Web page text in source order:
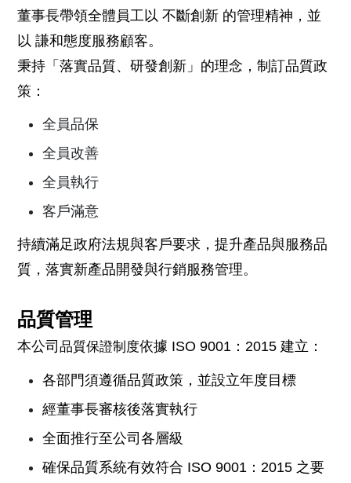
董事長帶領全體員工以 不斷創新 的管理精神，並
以 謙和態度服務顧客。
秉持「落實品質、研發創新」的理念，制訂品質政
策：
全員品保
全員改善
全員執行
客戶滿意
持續滿足政府法規與客戶要求，提升產品與服務品
質，落實新產品開發與行銷服務管理。
品質管理
本公司品質保證制度依據 ISO 9001：2015 建立：
各部門須遵循品質政策，並設立年度目標
經董事長審核後落實執行
全面推行至公司各層級
確保品質系統有效符合 ISO 9001：2015 之要